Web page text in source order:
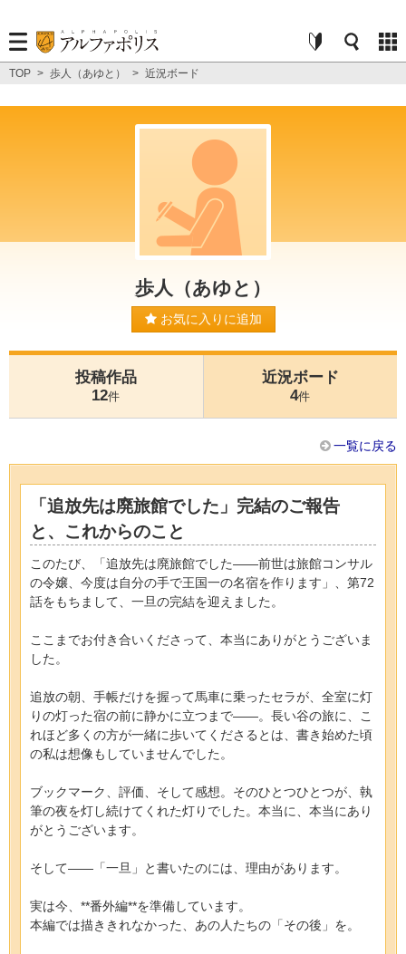
TOP > 歩人（あゆと） > 近況ボード
歩人（あゆと）
お気に入りに追加
投稿作品
12件
近況ボード
4件
一覧に戻る
「追放先は廃旅館でした」完結のご報告
と、これからのこと
このたび、「追放先は廃旅館でした——前世は旅館コンサル
の令嬢、今度は自分の手で王国一の名宿を作ります」、第72
話をもちまして、一旦の完結を迎えました。
ここまでお付き合いくださって、本当にありがとうございま
した。
追放の朝、手帳だけを握って馬車に乗ったセラが、全室に灯
りの灯った宿の前に静かに立つまで——。長い谷の旅に、こ
れほど多くの方が一緒に歩いてくださるとは、書き始めた頃
の私は想像もしていませんでした。
ブックマーク、評価、そして感想。そのひとつひとつが、執
筆の夜を灯し続けてくれた灯りでした。本当に、本当にあり
がとうございます。
そして——「一旦」と書いたのには、理由があります。
実は今、**番外編**を準備しています。
本編では描ききれなかった、あの人たちの「その後」を。